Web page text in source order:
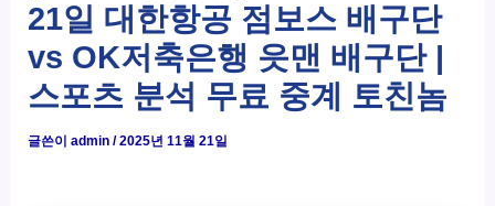
21일 대한항공 점보스 배구단
vs OK저축은행 읏맨 배구단 |
스포츠 분석 무료 중계 토친놈
글쓴이admin/2025년 11월 21일